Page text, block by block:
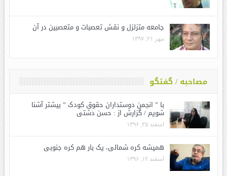
جامعه متزلزل و نقش تعصبات و متعصبین در آن
مهر ۲۱, ۱۳۹۷
مصاحبه / گفتگو
با ” انجمن دوستداران حقوق کودک ” بیشتر آشنا
شویم / گزارش از : حسن دشتی
اسفند ۲۵, ۱۳۹۶
همیشه کره شمالی، یک بار هم کره جنوبی
اسفند ۱۲, ۱۳۹۶